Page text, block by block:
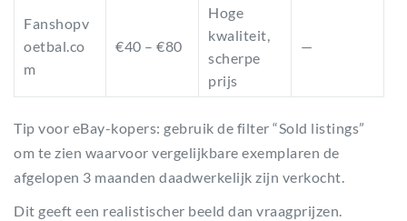
Fanshopv
oetbal.co
m
€40 – €80
Hoge
kwaliteit,
scherpe
prijs
—
Tip voor eBay-kopers: gebruik de filter “Sold listings”
om te zien waarvoor vergelijkbare exemplaren de
afgelopen 3 maanden daadwerkelijk zijn verkocht.
Dit geeft een realistischer beeld dan vraagprijzen.